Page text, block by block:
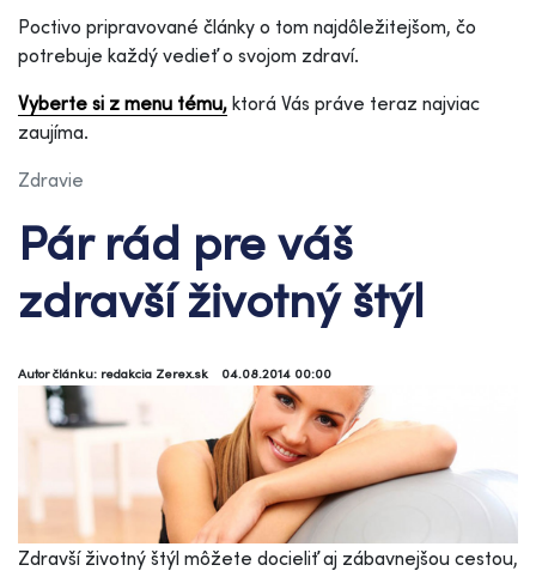
Poctivo pripravované články o tom najdôležitejšom, čo
potrebuje každý vedieť o svojom zdraví.
Vyberte si z menu tému, ktorá Vás práve teraz najviac
zaujíma.
Zdravie
Pár rád pre váš
zdravší životný štýl
Autor článku: redakcia Zerex.sk 04.08.2014 00:00
Zdravší životný štýl môžete docieliť aj zábavnejšou cestou,